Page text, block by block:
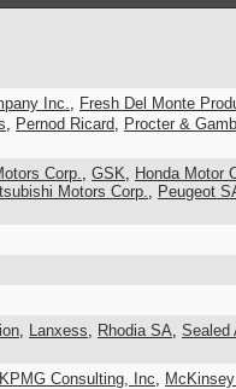
Inc., Fresh Del Monte
, Pernod Ricard, Procter &
Corp., GSK, Honda Motor
Motors Corp., Peugeot
, Lanxess, Rhodia SA, Sealed
KPMG Consulting, Inc,